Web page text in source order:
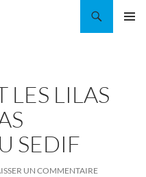
LES LILAS
SEDIF
UN COMMENTAIRE